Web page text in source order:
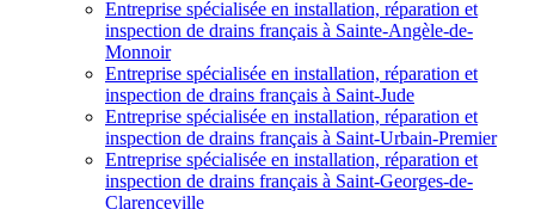
Entreprise spécialisée en installation, réparation et
inspection de drains français à Sainte-Angèle-de-
Monnoir
Entreprise spécialisée en installation, réparation et
inspection de drains français à Saint-Jude
Entreprise spécialisée en installation, réparation et
inspection de drains français à Saint-Urbain-Premier
Entreprise spécialisée en installation, réparation et
inspection de drains français à Saint-Georges-de-
Clarenceville